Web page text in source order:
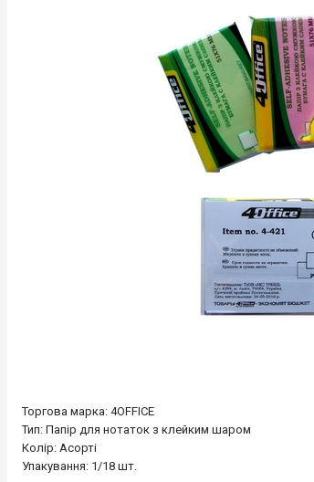
Торгова марка: 4OFFICE
Тип: Папір для нотаток з клейким шаром
Колір: Асорті
Упакування: 1/18 шт.